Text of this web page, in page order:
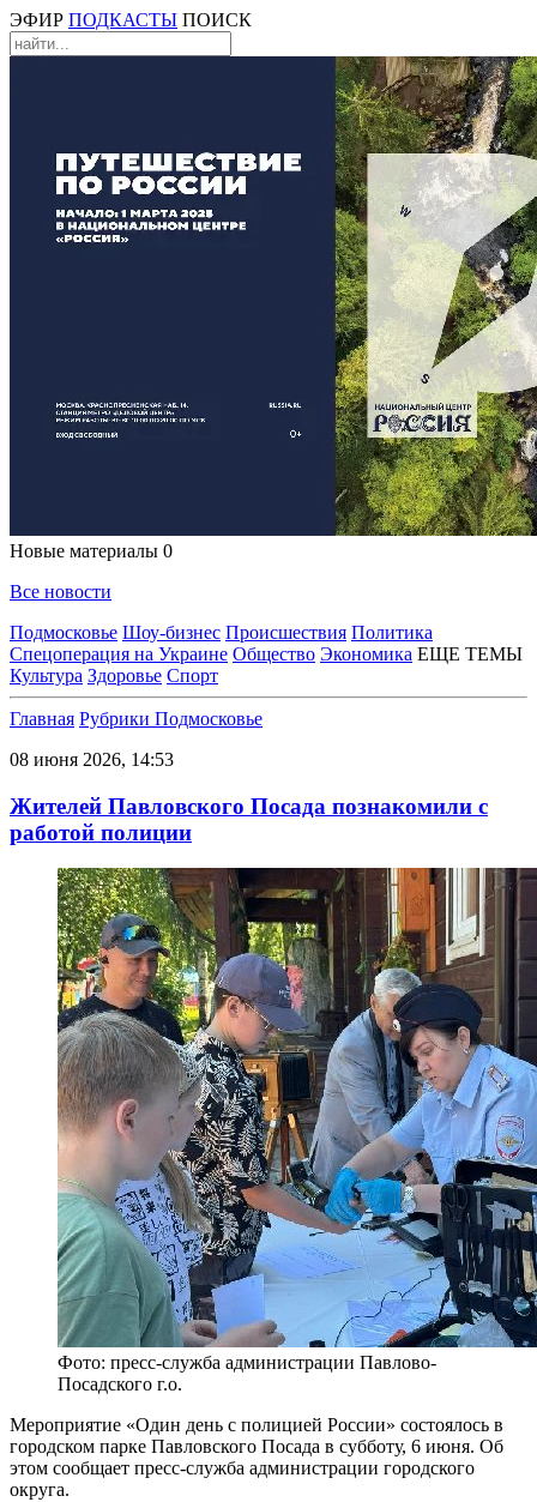
ЭФИР ПОДКАСТЫ ПОИСК
Новые материалы 0
Все новости
Подмосковье Шоу-бизнес Происшествия Политика
Спецоперация на Украине Общество Экономика ЕЩЕ ТЕМЫ
Культура Здоровье Спорт
Главная Рубрики Подмосковье
08 июня 2026, 14:53
Жителей Павловского Посада познакомили с
работой полиции
Фото: пресс-служба администрации Павлово-
Посадского г.о.
Мероприятие «Один день с полицией России» состоялось в
городском парке Павловского Посада в субботу, 6 июня. Об
этом сообщает пресс-служба администрации городского
округа.